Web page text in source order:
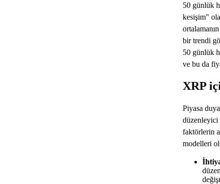
50 günlük
kesişim"
bir trendi
50 günlük
ve bu da
XRP
Piyasa
düzenleyici
faktörlerin
modelleri